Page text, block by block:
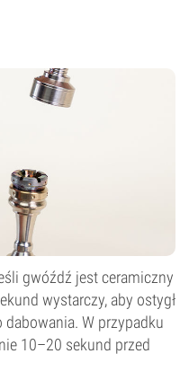
gwóźdź jest ceramiczny
wystarczy, aby ostygł
W przypadku
10–20 sekund przed